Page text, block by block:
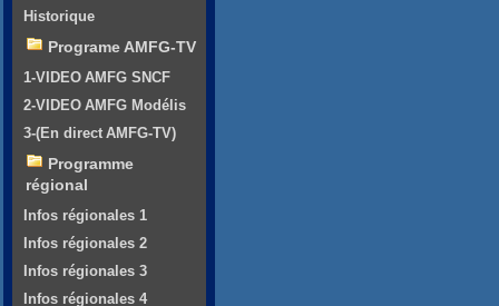
Historique
Programe AMFG-TV
1-VIDEO AMFG SNCF
2-VIDEO AMFG Modélis
3-(En direct AMFG-TV)
Programme
régional
Infos régionales 1
Infos régionales 2
Infos régionales 3
Infos régionales 4